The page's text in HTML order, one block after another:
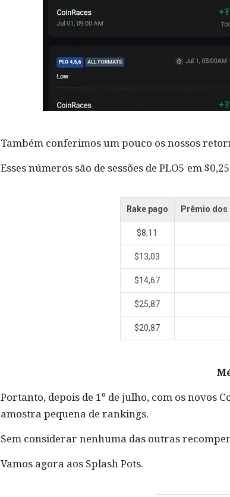
Também conferimos um pouco os nossos
Esses números são de sessões de PLO5 em
Rake pago Prêmio dos
$8,11
$13,03
$14,67
$25,87
$20,87
Portanto, depois de 1º de julho, com os novos
amostra pequena de rankings.
Sem considerar nenhuma das outras
Vamos agora aos Splash Pots.